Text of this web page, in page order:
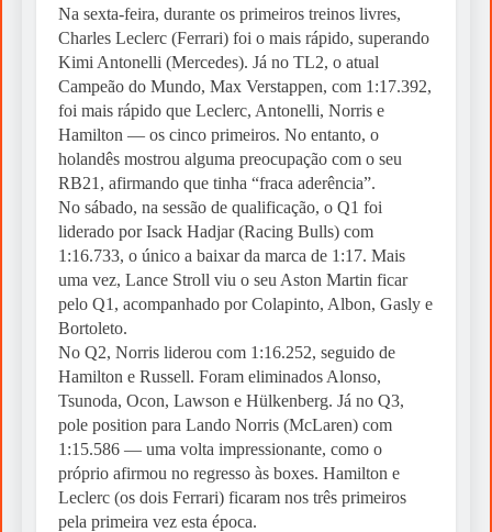
Na sexta-feira, durante os primeiros treinos livres,
Charles Leclerc (Ferrari) foi o mais rápido, superando
Kimi Antonelli (Mercedes). Já no TL2, o atual
Campeão do Mundo, Max Verstappen, com 1:17.392,
foi mais rápido que Leclerc, Antonelli, Norris e
Hamilton — os cinco primeiros. No entanto, o
holandês mostrou alguma preocupação com o seu
RB21, afirmando que tinha “fraca aderência”.
No sábado, na sessão de qualificação, o Q1 foi
liderado por Isack Hadjar (Racing Bulls) com
1:16.733, o único a baixar da marca de 1:17. Mais
uma vez, Lance Stroll viu o seu Aston Martin ficar
pelo Q1, acompanhado por Colapinto, Albon, Gasly e
Bortoleto.
No Q2, Norris liderou com 1:16.252, seguido de
Hamilton e Russell. Foram eliminados Alonso,
Tsunoda, Ocon, Lawson e Hülkenberg. Já no Q3,
pole position para Lando Norris (McLaren) com
1:15.586 — uma volta impressionante, como o
próprio afirmou no regresso às boxes. Hamilton e
Leclerc (os dois Ferrari) ficaram nos três primeiros
pela primeira vez esta época.